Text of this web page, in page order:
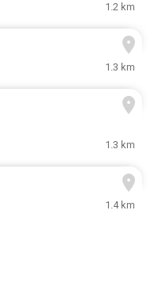
1.2 km
1.3 km
1.3 km
1.4 km